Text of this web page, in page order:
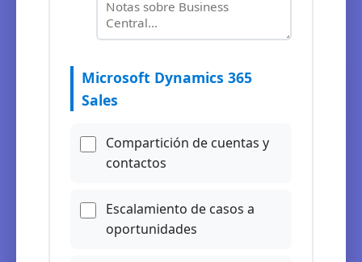
Microsoft Dynamics 365
Sales
Compartición de cuentas y
contactos
Escalamiento de casos a
oportunidades